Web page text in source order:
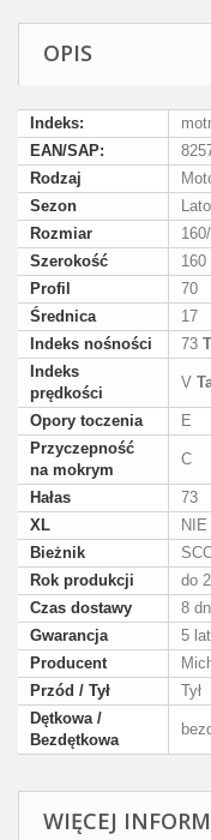
OPIS
Indeks:
EAN/SAP:
Rodzaj
Sezon
Lato
Rozmiar
Szerokość
160
Profil
70
Średnica
17
Indeks nośności
73
Indeks
prędkości
V
Opory toczenia
E
Przyczepność
na mokrym
C
Hałas
73
XL
NIE
Bieżnik
Rok produkcji
do
Czas dostawy
8
Gwarancja
5 lat
Producent
Przód / Tył
Tył
Dętkowa /
Bezdętkowa
WIĘCEJ